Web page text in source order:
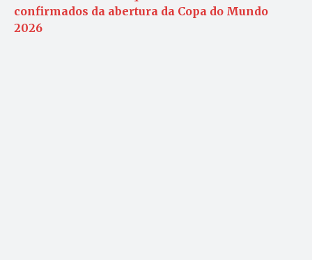
confirmados da abertura da Copa do Mundo
2026